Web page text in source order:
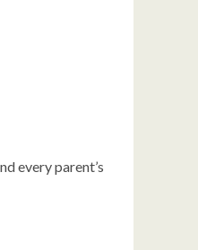
every parent’s